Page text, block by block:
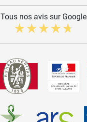
Tous nos avis sur Google